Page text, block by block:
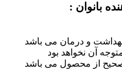
بانوان :
و درمان می باشد
آن نخواهد بود
صحیح از محصول می باشد